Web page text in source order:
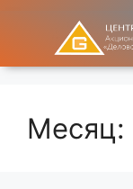
Месяц: